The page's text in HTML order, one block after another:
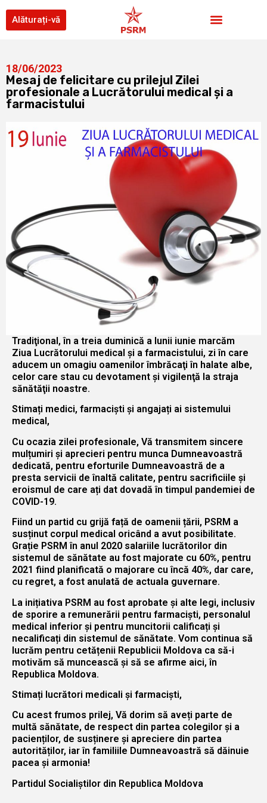
Alăturați-vă
18/06/2023
Mesaj de felicitare cu prilejul Zilei
profesionale a Lucrătorului medical și a
farmacistului
Tradiţional, în a treia duminică a lunii iunie marcăm
Ziua Lucrătorului medical şi a farmacistului, zi în care
aducem un omagiu oamenilor îmbrăcaţi în halate albe,
celor care stau cu devotament şi vigilenţă la straja
sănătăţii noastre.
Stimați medici, farmaciști și angajați ai sistemului
medical,
Cu ocazia zilei profesionale, Vă transmitem sincere
mulțumiri și aprecieri pentru munca Dumneavoastră
dedicată, pentru eforturile Dumneavoastră de a
presta servicii de înaltă calitate, pentru sacrificiile și
eroismul de care ați dat dovadă în timpul pandemiei de
COVID-19.
Fiind un partid cu grijă față de oamenii țării, PSRM a
susținut corpul medical oricând a avut posibilitate.
Grație PSRM în anul 2020 salariile lucrătorilor din
sistemul de sănătate au fost majorate cu 60%, pentru
2021 fiind planificată o majorare cu încă 40%, dar care,
cu regret, a fost anulată de actuala guvernare.
La inițiativa PSRM au fost aprobate și alte legi, inclusiv
de sporire a remunerării pentru farmaciști, personalul
medical inferior și pentru muncitorii calificați și
necalificați din sistemul de sănătate. Vom continua să
lucrăm pentru cetățenii Republicii Moldova ca să-i
motivăm să muncească și să se afirme aici, în
Republica Moldova.
Stimați lucrători medicali și farmaciști,
Cu acest frumos prilej, Vă dorim să aveți parte de
multă sănătate, de respect din partea colegilor și a
pacienților, de susținere și apreciere din partea
autorităților, iar în familiile Dumneavoastră să dăinuie
pacea și armonia!
Partidul Socialiștilor din Republica Moldova